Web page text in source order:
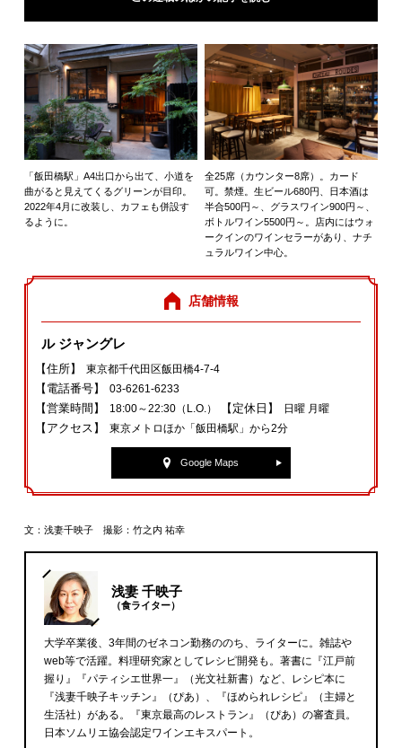
「飯田橋駅」A4出口から出て、小道を
曲がると見えてくるグリーンが目印。
2022年4月に改装し、カフェも併設す
るように。
全25席（カウンター8席）。カード
可。禁煙。生ビール680円、日本酒は
半合500円～、グラスワイン900円～、
ボトルワイン5500円～。店内にはウォ
ークインのワインセラーがあり、ナチ
ュラルワイン中心。
店舗情報
ル ジャングレ
【住所】 東京都千代田区飯田橋4-7-4
【電話番号】 03-6261-6233
【営業時間】 18:00～22:30（L.O.） 【定休日】 日曜 月曜
【アクセス】 東京メトロほか「飯田橋駅」から2分
Google Maps
文：浅妻千映子 撮影：竹之内 祐幸
浅妻 千映子
（食ライター）
大学卒業後、3年間のゼネコン勤務ののち、ライターに。雑誌や
web等で活躍。料理研究家としてレシピ開発も。著書に『江戸前
握り』『パティシエ世界一』（光文社新書）など、レシピ本に
『浅妻千映子キッチン』（ぴあ）、『ほめられレシピ』（主婦と
生活社）がある。『東京最高のレストラン』（ぴあ）の審査員。
日本ソムリエ協会認定ワインエキスパート。